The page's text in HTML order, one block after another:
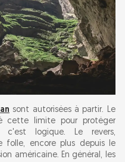
sont autorisées à partir. Le
cette limite pour protéger
c'est logique. Le revers,
folle, encore plus depuis le
américaine. En général, les